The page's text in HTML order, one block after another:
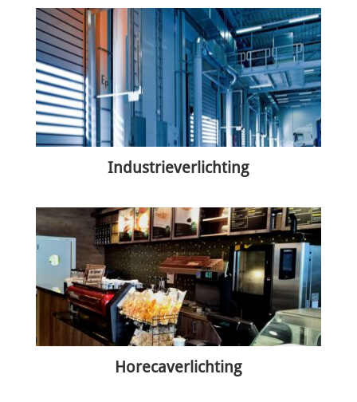
Industrieverlichting
Horecaverlichting